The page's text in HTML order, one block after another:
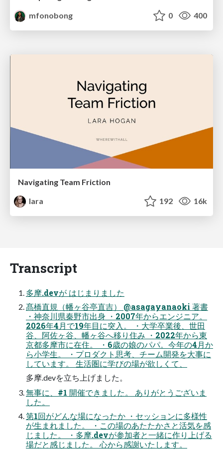
mfonobong
0 400
Navigating Team Friction
lara
192 16k
Transcript
多摩.devが はじまりました
髙橋直規（幡ヶ谷亭直吉） @asagayanaoki 著書
・神奈川県秦野市出身 ・2007年からエンジニア。
2026年4月で19年目に突入。 ・大学卒業後、世田
谷、阿佐ヶ谷、幡ヶ谷へ移り住み ・2022年から東
京都多摩市に在住。 ・6歳の娘のパパ。今年の4月か
ら小学生。 ・プロダクト思考、チーム開発を大事に
しています。 生活圏に学びの場が欲しくて、
多摩.devを立ち上げました。
無事に、#1 開催できました。 ありがとうございま
した。
第1回がどんな場になったか ・セッションに多様性
が生まれました。 ・この場のあたたかさと活気を感
じました。 ・多摩.devが参加者と一緒に作り上げる
場だと感じました。 心から感謝いたします。